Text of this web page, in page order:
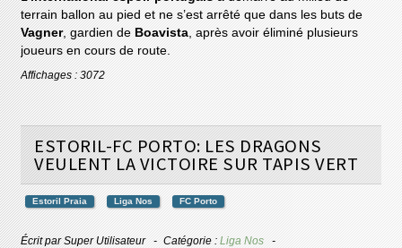
terrain ballon au pied et ne s’est arrêté que dans les buts de
Vagner, gardien de Boavista, après avoir éliminé plusieurs
joueurs en cours de route.
Affichages : 3072
ESTORIL-FC PORTO: LES DRAGONS
VEULENT LA VICTOIRE SUR TAPIS VERT
Estoril Praia Liga Nos FC Porto
Écrit parSuper Utilisateur Catégorie :Liga Nos